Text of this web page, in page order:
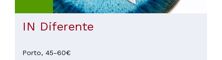
IN Diferente
Porto, 45-60€